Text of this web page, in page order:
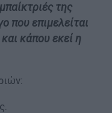
της
που επιμελείται
κάπου εκεί η